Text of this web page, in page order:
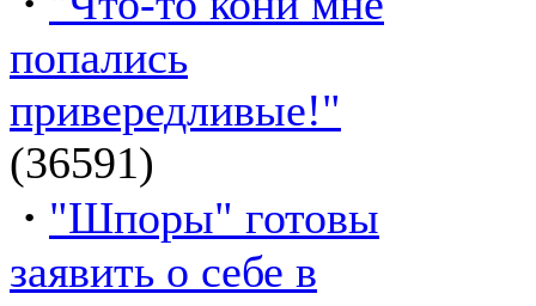
попались
привередливые!"
(36591)
· "Шпоры" готовы
заявить о себе в